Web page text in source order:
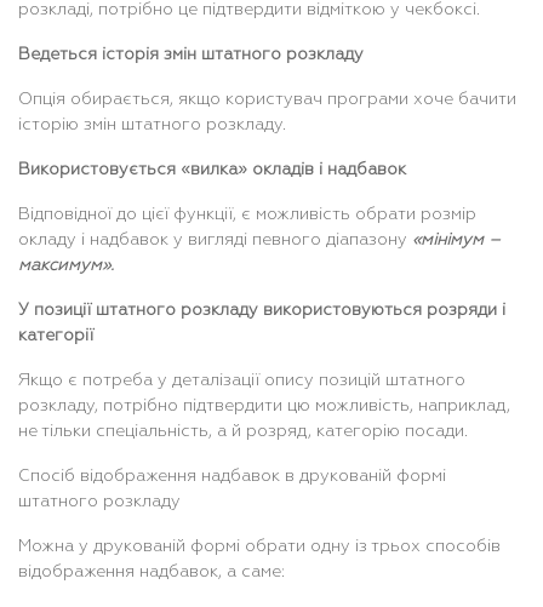
розкладі, потрібно це підтвердити відміткою у чекбоксі.
Ведеться історія змін штатного розкладу
Опція обирається, якщо користувач програми хоче бачити
історію змін штатного розкладу.
Використовується «вилка» окладів і надбавок
Відповідної до цієї функції, є можливість обрати розмір
окладу і надбавок у вигляді певного діапазону «мінімум –
максимум».
У позиції штатного розкладу використовуються розряди і
категорії
Якщо є потреба у деталізації опису позицій штатного
розкладу, потрібно підтвердити цю можливість, наприклад,
не тільки спеціальність, а й розряд, категорію посади.
Спосіб відображення надбавок в друкованій формі
штатного розкладу
Можна у друкованій формі обрати одну із трьох способів
відображення надбавок, а саме: